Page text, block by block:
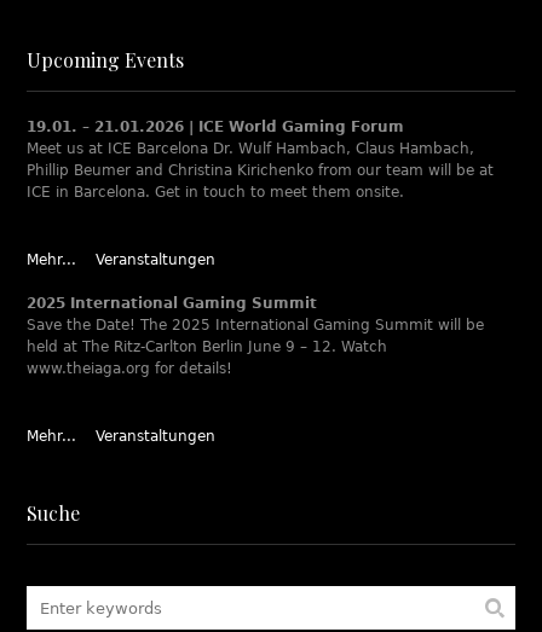
Upcoming Events
19.01. – 21.01.2026 | ICE World Gaming Forum
Meet us at ICE Barcelona Dr. Wulf Hambach, Claus Hambach,
Phillip Beumer and Christina Kirichenko from our team will be at
ICE in Barcelona. Get in touch to meet them onsite.
Mehr... Veranstaltungen
2025 International Gaming Summit
Save the Date! The 2025 International Gaming Summit will be
held at The Ritz-Carlton Berlin June 9 – 12. Watch
www.theiaga.org for details!
Mehr... Veranstaltungen
Suche